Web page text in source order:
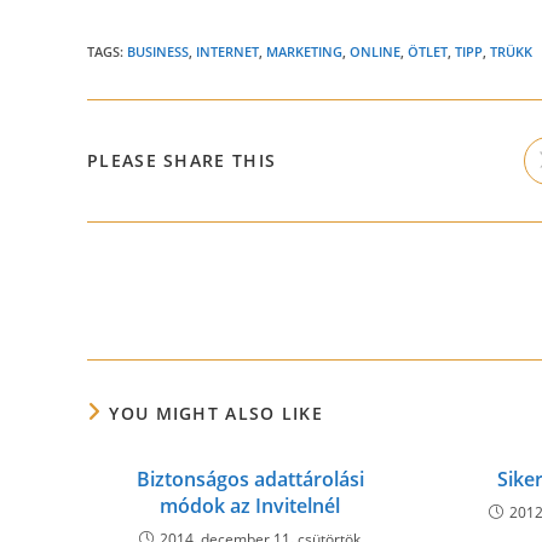
TAGS: BUSINESS, INTERNET, MARKETING, ONLINE, ÖTLET, TIPP, TRÜKK
PLEASE SHARE THIS
YOU MIGHT ALSO LIKE
Biztonságos adattárolási
módok az Invitelnél